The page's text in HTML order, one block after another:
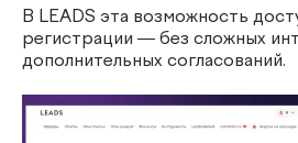
В LEADS эта возможность
регистрации — без сложных
дополнительных согласований.